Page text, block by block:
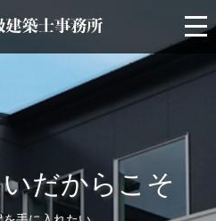
だからこそ